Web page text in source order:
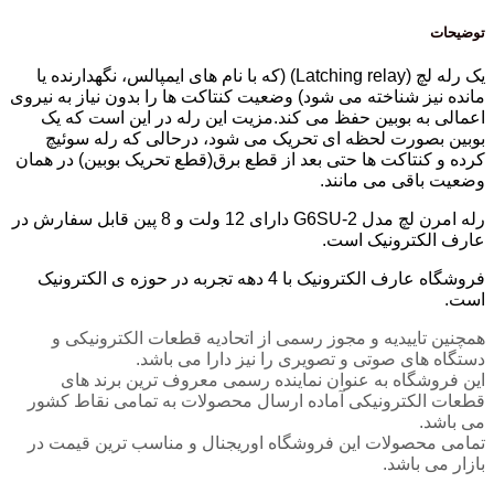
توضیحات
یک رله لچ (Latching relay) (که با نام های ایمپالس، نگهدارنده یا
مانده نیز شناخته می شود) وضعیت کنتاکت ها را بدون نیاز به نیروی
اعمالی به بوبین حفظ می کند.مزیت این رله در این است که یک
بوبین بصورت لحظه ای تحریک می شود، درحالی که رله سوئیچ
کرده و کنتاکت ها حتی بعد از قطع برق(قطع تحریک بوبین) در همان
وضعیت باقی می مانند.
رله امرن لچ مدل G6SU-2 دارای 12 ولت و 8 پین قابل سفارش در
عارف الکترونیک است.
فروشگاه عارف الکترونیک با 4 دهه تجربه در حوزه ی الکترونیک
است.
همچنین تاییدیه و مجوز رسمی از اتحادیه قطعات الکترونیکی و
دستگاه های صوتی و تصویری را نیز دارا می باشد.
این فروشگاه به عنوان نماینده رسمی معروف ترین برند های
قطعات الکترونیکی آماده ارسال محصولات به تمامی نقاط کشور
می باشد.
تمامی محصولات این فروشگاه اوریجنال و مناسب ترین قیمت در
بازار می باشد.